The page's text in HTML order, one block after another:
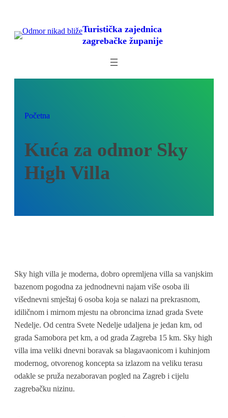
sadržaja
Turistička zajednica
zagrebačke županije
Početna
Kuća za odmor Sky
High Villa
Sky high villa je moderna, dobro opremljena villa sa vanjskim
bazenom pogodna za jednodnevni najam više osoba ili
višednevni smještaj 6 osoba koja se nalazi na prekrasnom,
idiličnom i mirnom mjestu na obroncima iznad grada Svete
Nedelje. Od centra Svete Nedelje udaljena je jedan km, od
grada Samobora pet km, a od grada Zagreba 15 km. Sky high
villa ima veliki dnevni boravak sa blagavaonicom i kuhinjom
modernog, otvorenog koncepta sa izlazom na veliku terasu
odakle se pruža nezaboravan pogled na Zagreb i cijelu
zagrebačku nizinu.